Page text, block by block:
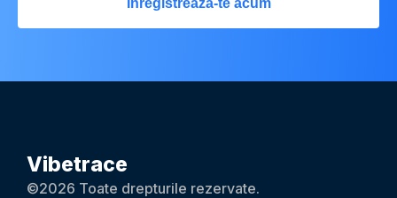
Înregistrează-te acum
Vibetrace
©2026 Toate drepturile rezervate.